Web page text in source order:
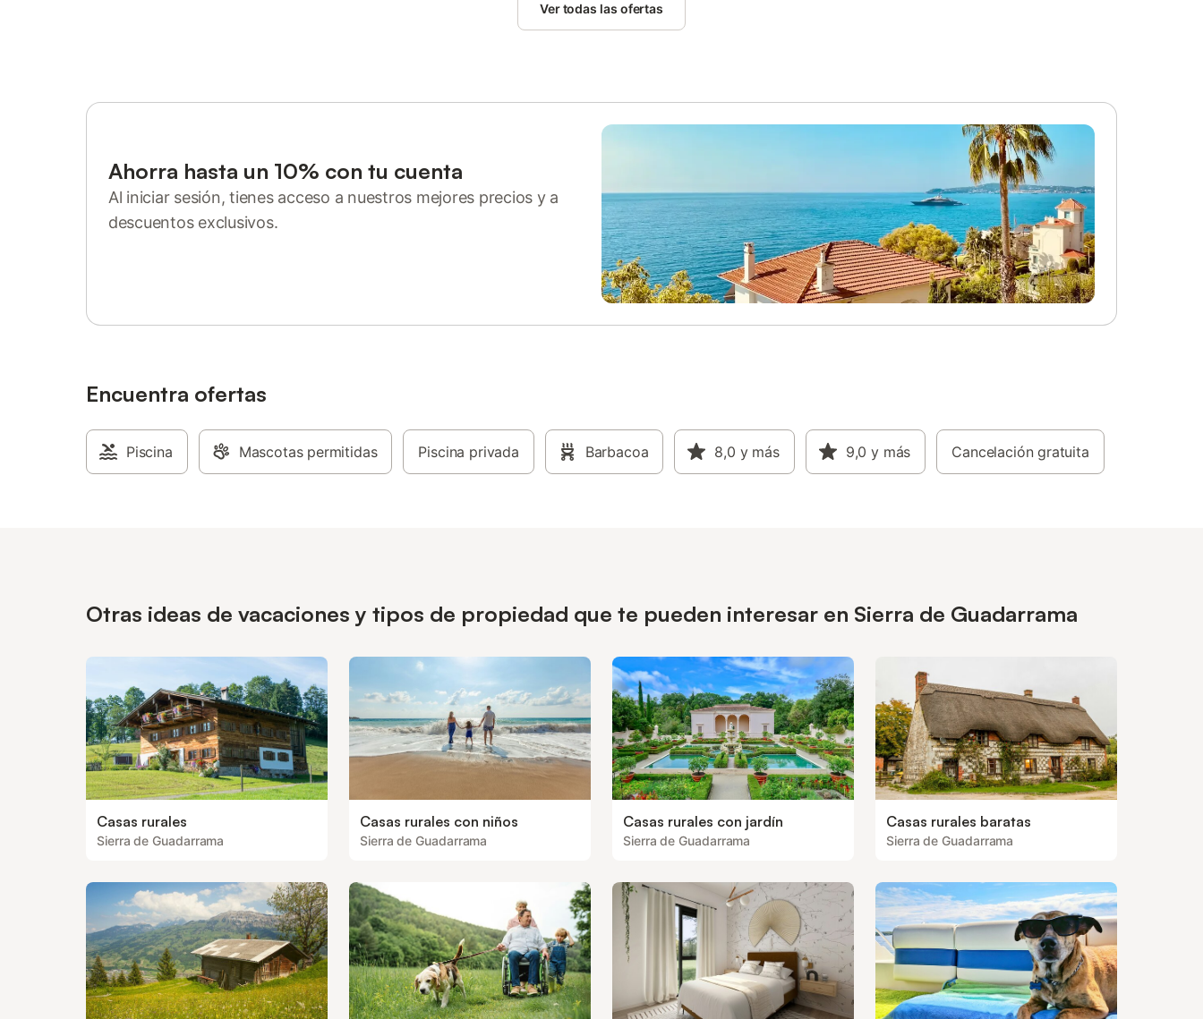
Ver todas las ofertas
Ahorra hasta un 10% con tu cuenta
Al iniciar sesión, tienes acceso a nuestros mejores precios y a
descuentos exclusivos.
Encuentra ofertas
Piscina Mascotas permitidas Piscina privada Barbacoa 8,0 y más 9,0 y más Cancelación gratuita
Otras ideas de vacaciones y tipos de propiedad que te pueden interesar en Sierra de Guadarrama
Casas rurales
Sierra de Guadarrama
Casas rurales con niños
Sierra de Guadarrama
Casas rurales con jardín
Sierra de Guadarrama
Casas rurales baratas
Sierra de Guadarrama